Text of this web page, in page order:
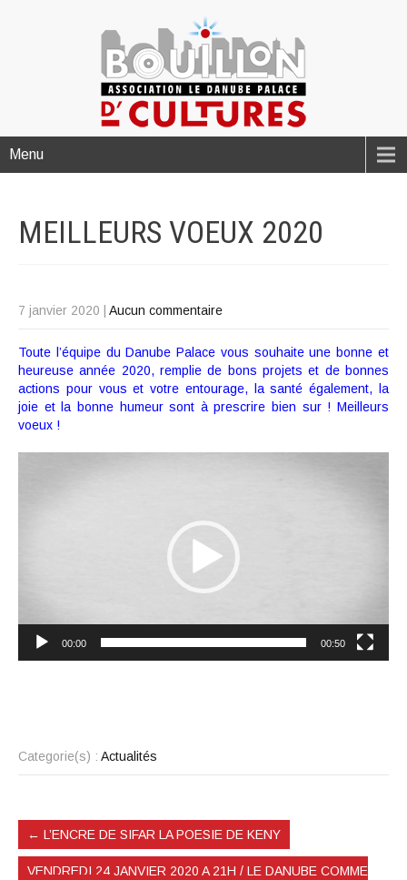
Menu
MEILLEURS VOEUX 2020
7 janvier 2020 Aucun commentaire
Toute l’équipe du Danube Palace vous souhaite une bonne et
heureuse année 2020, remplie de bons projets et de bonnes
actions pour vous et votre entourage, la santé également, la
joie et la bonne humeur sont à prescrire bien sur ! Meilleurs
voeux !
00:00 00:50
Categorie(s) : Actualités
← L’ENCRE DE SIFAR LA POESIE DE KENY
VENDREDI 24 JANVIER 2020 A 21H / LE DANUBE COMME